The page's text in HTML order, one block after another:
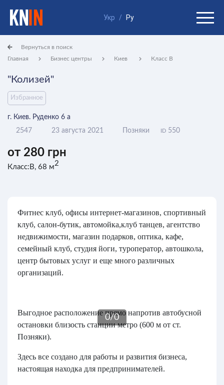
Укр / Ру
Главная Бизнес центры Киев Класс B
Вернуться в поиск
"Колизей"
Избранное
г. Киев. Руденко 6 а
2547
23 августа 2021 Позняки ID 550
от 280 грн
Класс:B, 68 м2
0/0
Фитнес клуб, офисы интернет-магазинов, спортивный
клуб, салон-бутик, автомойка,клуб танцев, агентство
недвижимости, магазин подарков, оптика, кафе,
семейный клуб, студия йоги, туроператор, автошкола,
центр бытовых услуг и еще много различных
организаций.
Выгодное расположение прямо напротив автобусной
остановки близость станции метро (600 м от ст.
Позняки).
Здесь все создано для работы и развития бизнеса,
настоящая находка для предпринимателей.